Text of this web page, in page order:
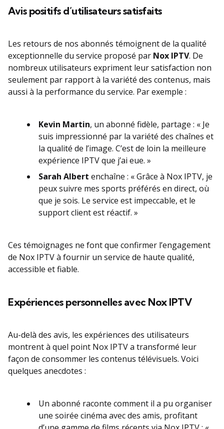
Avis positifs d’utilisateurs satisfaits
Les retours de nos abonnés témoignent de la qualité
exceptionnelle du service proposé par Nox IPTV. De
nombreux utilisateurs expriment leur satisfaction non
seulement par rapport à la variété des contenus, mais
aussi à la performance du service. Par exemple :
Kevin Martin, un abonné fidèle, partage : « Je
suis impressionné par la variété des chaînes et
la qualité de l’image. C’est de loin la meilleure
expérience IPTV que j’ai eue. »
Sarah Albert enchaîne : « Grâce à Nox IPTV, je
peux suivre mes sports préférés en direct, où
que je sois. Le service est impeccable, et le
support client est réactif. »
Ces témoignages ne font que confirmer l’engagement
de Nox IPTV à fournir un service de haute qualité,
accessible et fiable.
Expériences personnelles avec Nox IPTV
Au-delà des avis, les expériences des utilisateurs
montrent à quel point Nox IPTV a transformé leur
façon de consommer les contenus télévisuels. Voici
quelques anecdotes :
Un abonné raconte comment il a pu organiser
une soirée cinéma avec des amis, profitant